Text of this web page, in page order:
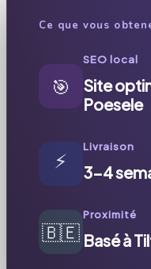
Ce que vous
🎯
SEO local
Site
Poesele
⚡
Livraison
3-4
🇧🇪
Proximité
Basé à